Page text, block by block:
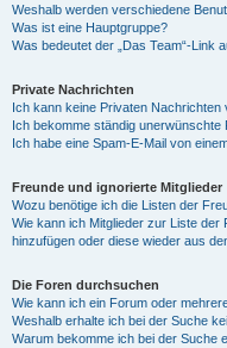
Weshalb werden verschiedene
Was ist eine Hauptgruppe?
Was bedeutet der „Das Team“-Link
Private Nachrichten
Ich kann keine Privaten Nachrichten
Ich bekomme ständig unerwünschte
Ich habe eine Spam-E-Mail von
Freunde und ignorierte Mitglieder
Wozu benötige ich die Listen der
Wie kann ich Mitglieder zur Liste
hinzufügen oder diese wieder aus
Die Foren durchsuchen
Wie kann ich ein Forum oder
Weshalb erhalte ich bei der Suche
Warum bekomme ich bei der Suche